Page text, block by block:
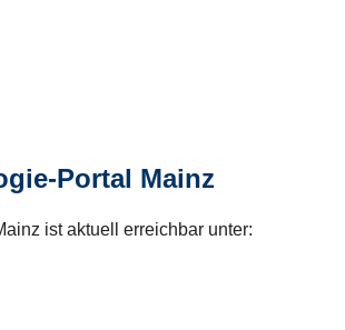
Portal Mainz
ist aktuell erreichbar unter: